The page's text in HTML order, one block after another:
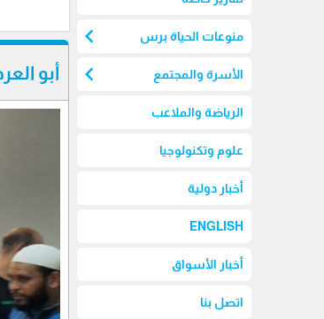
منوعات الحياة برس chevron_left
الأسرة والمجتمع chevron_left
الرياضة والملاعب
علوم وتكنولوجيا
أخبار دولية
ENGLISH
أخبار الأسواق
اتصل بنا
أبو